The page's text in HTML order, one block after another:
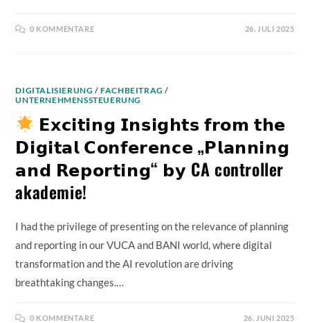
0 KOMMENTARE 26. JULI 2025
DIGITALISIERUNG /FACHBEITRAG /
UNTERNEHMENSSTEUERUNG
𝗘𝘅𝗰𝗶𝘁𝗶𝗻𝗴 𝗜𝗻𝘀𝗶𝗴𝗵𝘁𝘀 𝗳𝗿𝗼𝗺 𝘁𝗵𝗲
𝗗𝗶𝗴𝗶𝘁𝗮𝗹 𝗖𝗼𝗻𝗳𝗲𝗿𝗲𝗻𝗰𝗲 „𝗣𝗹𝗮𝗻𝗻𝗶𝗻𝗴
𝗮𝗻𝗱 𝗥𝗲𝗽𝗼𝗿𝘁𝗶𝗻𝗴“ 𝗯𝘆 CA controller
akademie!
I had the privilege of presenting on the relevance of planning
and reporting in our VUCA and BANI world, where digital
transformation and the AI revolution are driving
breathtaking changes.…
0 KOMMENTARE 26. JUNI 2025